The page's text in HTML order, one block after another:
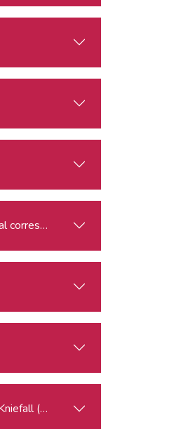
correspondent
(Datum)?